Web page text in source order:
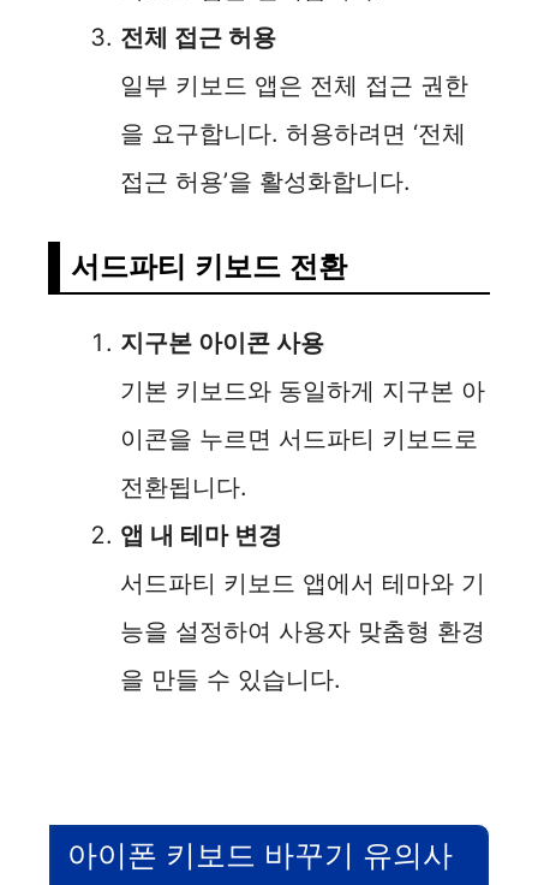
전체 접근 허용
일부 키보드 앱은 전체 접근 권한
을 요구합니다. 허용하려면 ‘전체
접근 허용’을 활성화합니다.
서드파티 키보드 전환
지구본 아이콘 사용
기본 키보드와 동일하게 지구본 아
이콘을 누르면 서드파티 키보드로
전환됩니다.
앱 내 테마 변경
서드파티 키보드 앱에서 테마와 기
능을 설정하여 사용자 맞춤형 환경
을 만들 수 있습니다.
아이폰 키보드 바꾸기 유의사